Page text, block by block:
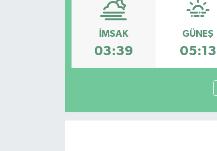
İMSAK
03:39
GÜNEŞ
05:13